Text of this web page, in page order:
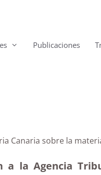
Publicaciones
Canaria sobre la
a la Agencia